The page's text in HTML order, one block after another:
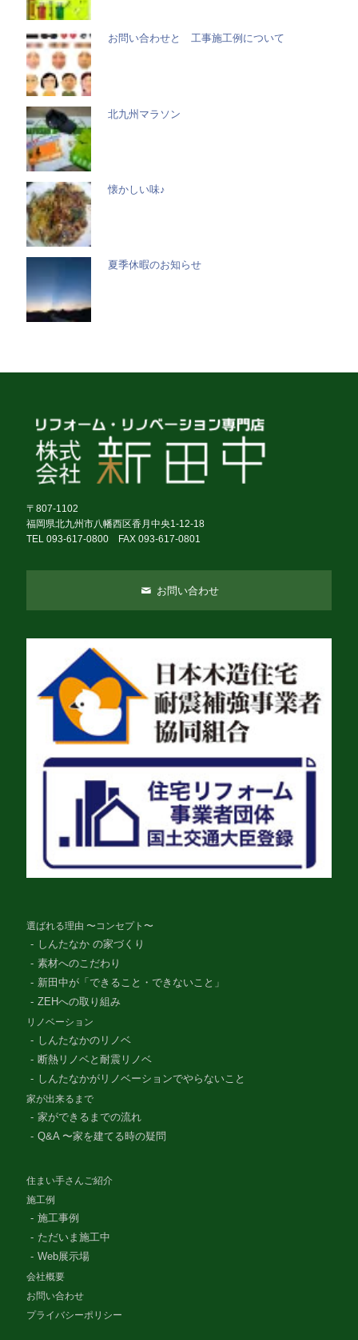
お問い合わせと 工事施工例について
北九州マラソン
懐かしい味♪
夏季休暇のお知らせ
〒807-1102
福岡県北九州市八幡西区香月中央1-12-18
TEL 093-617-0800 FAX 093-617-0801
お問い合わせ
選ばれる理由 〜コンセプト〜
しんたなか の家づくり
素材へのこだわり
新田中が「できること・できないこと」
ZEHへの取り組み
リノベーション
しんたなかのリノベ
断熱リノベと耐震リノベ
しんたなかがリノベーションでやらないこと
家が出来るまで
家ができるまでの流れ
Q&A 〜家を建てる時の疑問
住まい手さんご紹介
施工例
施工事例
ただいま施工中
Web展示場
会社概要
お問い合わせ
プライバシーポリシー